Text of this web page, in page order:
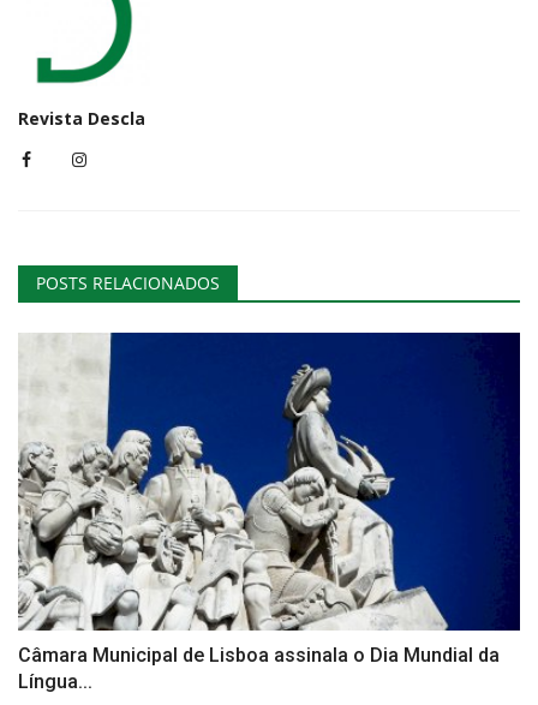
Revista Descla
POSTS RELACIONADOS
Câmara Municipal de Lisboa assinala o Dia Mundial da
Língua...